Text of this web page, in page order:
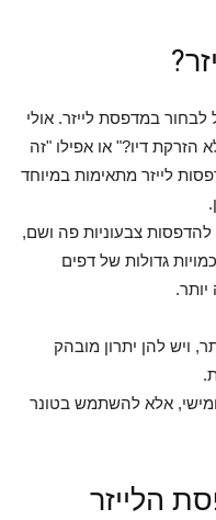
במדפסת לייזר. אולי
הזרקת דיו?" או אפילו "זה
לייזר מתאימות במיוחד
להדפסות צבעוניות פה ושם,
גדולות של דפים
ויש להן יתרון מובהק
אלא להשתמש בטונר
הלייזר